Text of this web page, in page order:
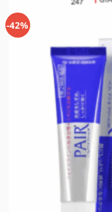
-42%